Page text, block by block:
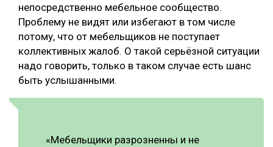
непосредственно мебельное сообщество.
Проблему не видят или избегают в том числе
потому, что от мебельщиков не поступает
коллективных жалоб. О такой серьёзной ситуации
надо говорить, только в таком случае есть шанс
быть услышанными.
«Мебельщики разрозненны и не